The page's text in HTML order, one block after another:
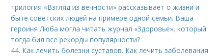
трилогия «Взгляд из вечности» рассказывает о жизни и
быте советских людей на примере одной семьи. Ваша
героиня Люба могла читать журнал «Здоровье», который
тогда бил все рекорды популярности?
44. Как лечить болезни суставов. Как лечить заболевания